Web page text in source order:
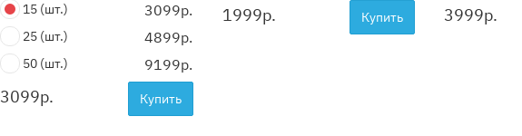
15 (шт.) 3099р.
25 (шт.) 4899р.
50 (шт.) 9199р.
3099р. Купить
1999р. Купить 3999р.